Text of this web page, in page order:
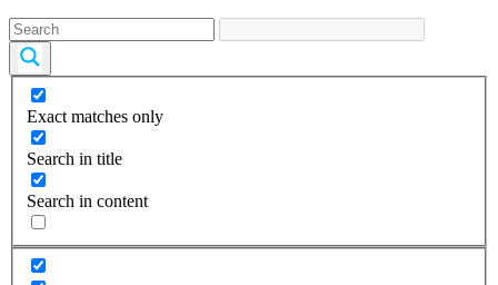
Exact matches only
Search in title
Search in content